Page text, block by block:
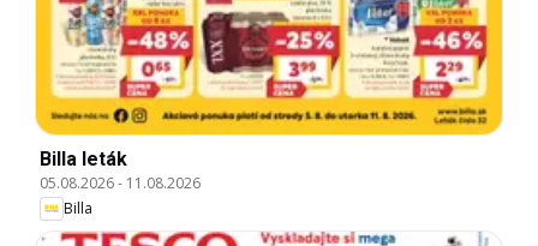
Billa leták
05.08.2026- 11.08.2026
Billa